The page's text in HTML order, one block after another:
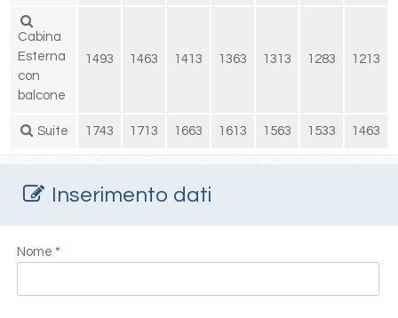
Cabina
Esterna
con
balcone
1493 1463 1413 1363 1313 1283 1213
Suite 1743 1713 1663 1613 1563 1533 1463
Inserimento dati
Nome *